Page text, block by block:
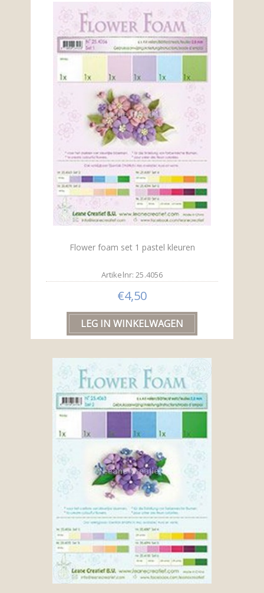
Flower foam set 1 pastel kleuren
Artikelnr: 25.4056
€4,50